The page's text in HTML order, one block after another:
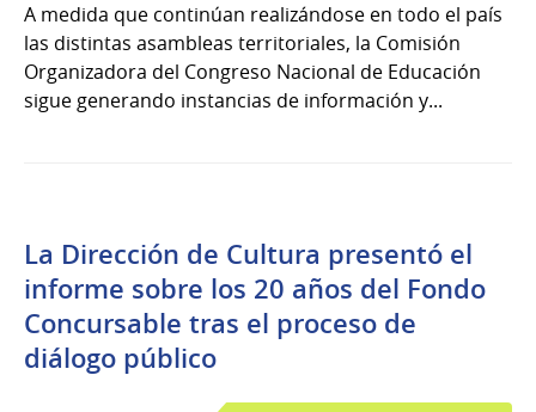
A medida que continúan realizándose en todo el país
las distintas asambleas territoriales, la Comisión
Organizadora del Congreso Nacional de Educación
sigue generando instancias de información y...
La Dirección de Cultura presentó el
informe sobre los 20 años del Fondo
Concursable tras el proceso de
diálogo público